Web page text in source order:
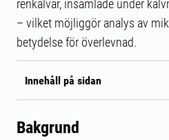
renkalvar, insamlade under
– vilket möjliggör analys av
betydelse för överlevnad.
Innehåll på sidan
Bakgrund